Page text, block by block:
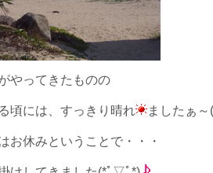
やってきたものの
頃には、すっきり晴れ ましたぁ～
お休みということで・・・